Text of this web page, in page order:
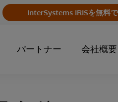
InterSystems IRISを無料で
パートナー 会社概要